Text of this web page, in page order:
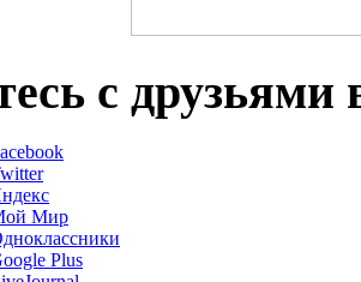
с друзьями